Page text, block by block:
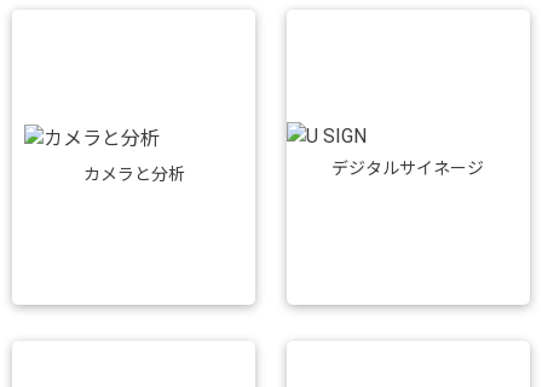
カメラと分析 デジタルサイネージ